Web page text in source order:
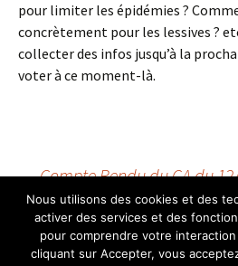
pour limiter les épidémies ?
concrètement pour les lessives ?
collecter des infos jusqu’à la
voter à ce moment-là.
Navigation
des
←Compte Rendu du CA du
Compte-rendu
Nous utilisons des cookies et des
activer des services et des
pour comprendre votre
cliquant sur Accepter, vous